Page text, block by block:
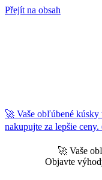
Přejít na obsah
🚀 Vaše obľúbené
nakupujte za lepšie
🚀 Vaše
Objavte